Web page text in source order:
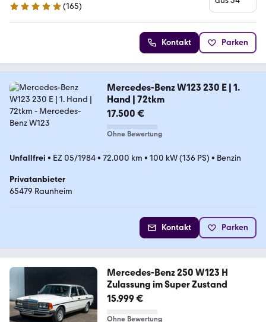
4.9 Sterne
(165)
Kontakt Parken
Mercedes-Benz W123 230 E | 1.
Hand | 72tkm
17.500 €
Ohne Bewertung
Unfallfrei • EZ 05/1984• 72.000 km • 100 kW (136 PS) • Benzin
Privatanbieter
65479 Raunheim
Kontakt Parken
Mercedes-Benz 250 W123 H
Zulassung im Super Zustand
15.999 €
Ohne Bewertung